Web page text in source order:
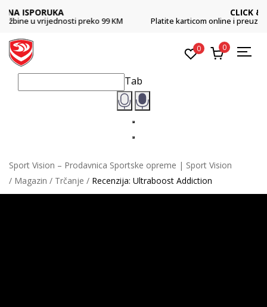
Platite karticom online i preuzmite u prodavnici po vašem izboru
0 0
Tab
Sport Vision – Prodavnica Sportske opreme | Sport Vision
Magazin
Trčanje Recenzija: Ultraboost Addiction